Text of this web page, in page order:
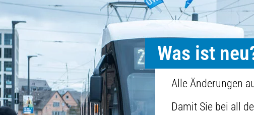
Was ist
Alle Änderungen
Damit Sie bei all